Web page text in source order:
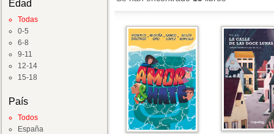
Edad
Todas
0-5
6-8
9-11
12-14
15-18
País
Todos
España